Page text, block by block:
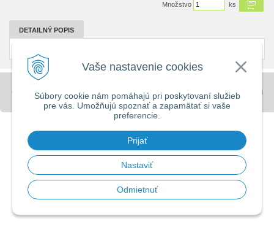
Vaše nastavenie cookies
Súbory cookie nám pomáhajú pri poskytovaní služieb
pre vás. Umožňujú spoznať a zapamätať si vaše
preferencie.
Prijať
Nastaviť
Odmietnuť
Množstvo ks
DETAILNÝ POPIS
© 2026 Stavebniny - DUMA •tvorba eshopu cez UNIobchod webhostingspoločnosti
WEBYGROUP